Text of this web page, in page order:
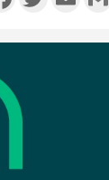
Côte d'Ivoire :
promet des